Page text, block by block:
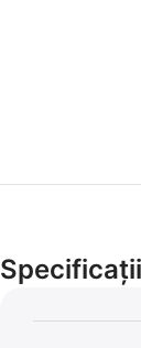
Specificații